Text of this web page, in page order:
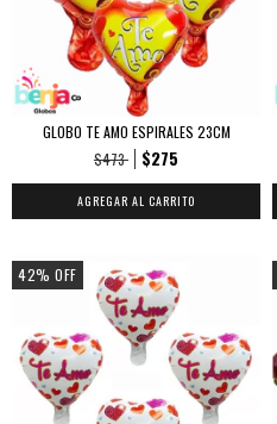
GLOBO TE AMO ESPIRALES 23CM
$473
$275
42% OFF